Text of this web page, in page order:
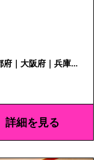
府｜大阪府｜兵庫
詳細を見る